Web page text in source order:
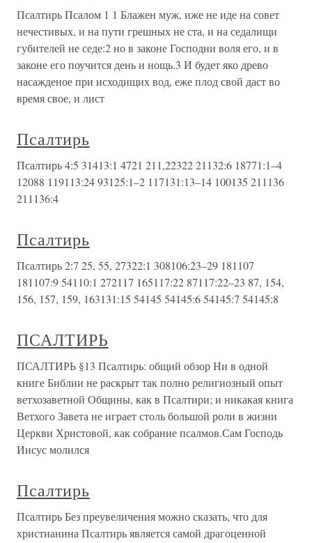
Псалтирь Псалом 1 1 Блажен муж, иже не иде на совет
нечестивых, и на пути грешных не ста, и на седалищи
губителей не седе:2 но в законе Господни воля его, и в
законе его поучится день и нощь.3 И будет яко древо
насажденое при исходищих вод, еже плод свой даст во
время свое, и лист
Псалтирь
Псалтирь 4:5 31413:1 4721 211,22322 21132:6 18771:1–4
12088 119113:24 93125:1–2 117131:13–14 100135 211136
211136:4
Псалтирь
Псалтирь 2:7 25, 55, 27322:1 308106:23–29 181107
181107:9 54110:1 272117 165117:22 87117:22–23 87, 154,
156, 157, 159, 163131:15 54145 54145:6 54145:7 54145:8
ПСАЛТИРЬ
ПСАЛТИРЬ §13 Псалтирь: общий обзор Ни в одной
книге Библии не раскрыт так полно религиозный опыт
ветхозаветной Общины, как в Псалтири; и никакая книга
Ветхого Завета не играет столь большой роли в жизни
Церкви Христовой, как собрание псалмов.Сам Господь
Иисус молился
Псалтирь
Псалтирь Без преувеличения можно сказать, что для
христианина Псалтирь является самой драгоценной